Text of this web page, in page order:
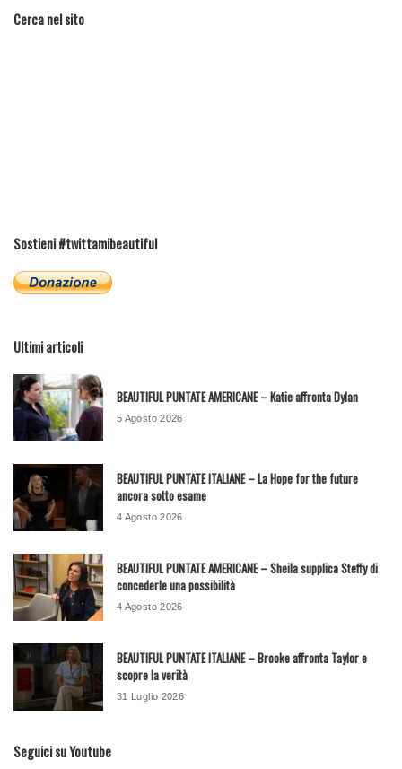
Cerca nel sito
Sostieni #twittamibeautiful
Ultimi articoli
BEAUTIFUL PUNTATE AMERICANE – Katie affronta Dylan
5 Agosto 2026
BEAUTIFUL PUNTATE ITALIANE – La Hope for the future
ancora sotto esame
4 Agosto 2026
BEAUTIFUL PUNTATE AMERICANE – Sheila supplica Steffy di
concederle una possibilità
4 Agosto 2026
BEAUTIFUL PUNTATE ITALIANE – Brooke affronta Taylor e
scopre la verità
31 Luglio 2026
Seguici su Youtube